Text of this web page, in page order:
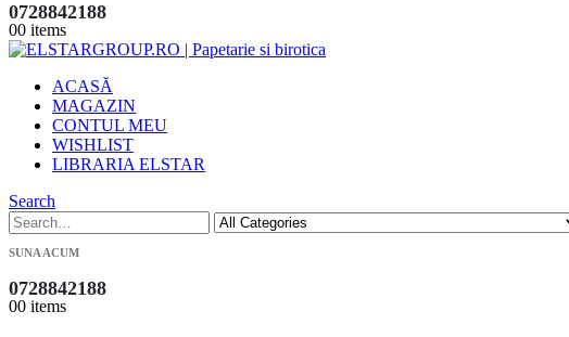
0728842188
00 items
ACASĂ
MAGAZIN
CONTUL MEU
WISHLIST
LIBRARIA ELSTAR
Search
SUNA ACUM
0728842188
00 items